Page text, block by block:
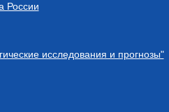
России
исследования и прогнозы"